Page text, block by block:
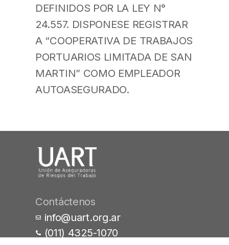
DEFINIDOS POR LA LEY N°
24.557. DISPONESE REGISTRAR
A “COOPERATIVA DE TRABAJOS
PORTUARIOS LIMITADA DE SAN
MARTIN” COMO EMPLEADOR
AUTOASEGURADO.
Contáctenos
info@uart.org.ar
(011) 4325-1070